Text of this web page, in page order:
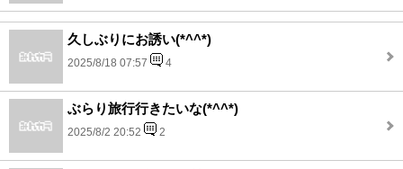
久しぶりにお誘い(*^^*)
2025/8/18 07:57 4
ぶらり旅行行きたいな(*^^*)
2025/8/2 20:52 2